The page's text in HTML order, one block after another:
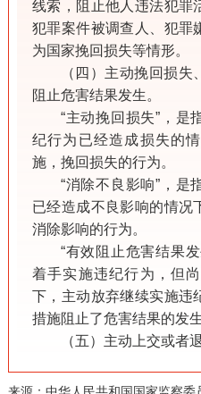
线索，阻止他人违法犯罪
犯罪案件被调查人、犯罪
为国家挽回损失等情形。
（四）主动挽回损
阻止危害结果发生。
“主动挽回损失”，是
纪行为已经造成损失的
施，挽回损失的行为。
“消除不良影响”，是
已经造成不良影响的情况
消除影响的行为。
“有效阻止危害结果
着手实施违纪行为，但
下，主动放弃继续实施违
措施阻止了危害结果的发生
（五）主动上交或者